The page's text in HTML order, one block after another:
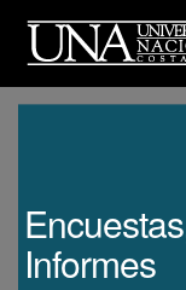
Informes